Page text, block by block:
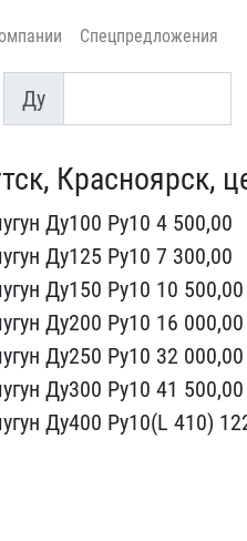
Спецпредложения
Ду
Ду
Красноя​рск,
Ду​100 Ру10 4 500,00
Ду125 Ру​10 7 300,00
Ду150 Ру10 10 ​500,00
Ду200 Ру10 16 000,0​0
​Ду250 Ру10 32 000,00
Ду300​ Ру10 41 500,00
Ду400 Ру10​(L 410)